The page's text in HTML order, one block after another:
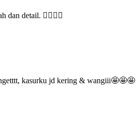
detail. 👍🏽👍🏽
kasurku jd kering & wangiii🤩🤩🤩